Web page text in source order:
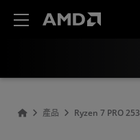
產品 Ryzen 7 PRO 253